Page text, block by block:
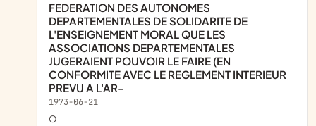
FEDERATION DES AUTONOMES
DEPARTEMENTALES DE SOLIDARITE DE
L'ENSEIGNEMENT MORAL QUE LES
ASSOCIATIONS DEPARTEMENTALES
JUGERAIENT POUVOIR LE FAIRE (EN
CONFORMITE AVEC LE REGLEMENT INTERIEUR
PREVU A L'AR-
1973-06-21
o